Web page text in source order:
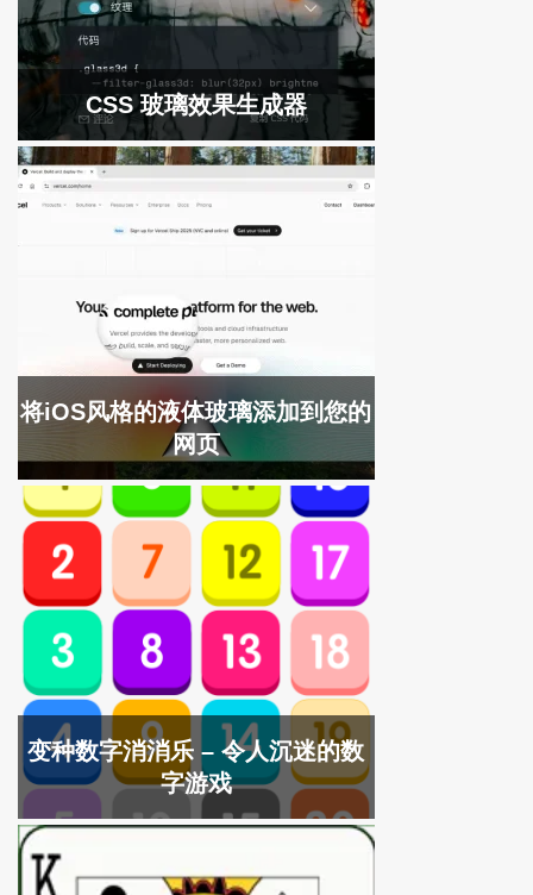
CSS 玻璃效果生成器
将iOS风格的液体玻璃添加到您的
网页
变种数字消消乐 – 令人沉迷的数
字游戏